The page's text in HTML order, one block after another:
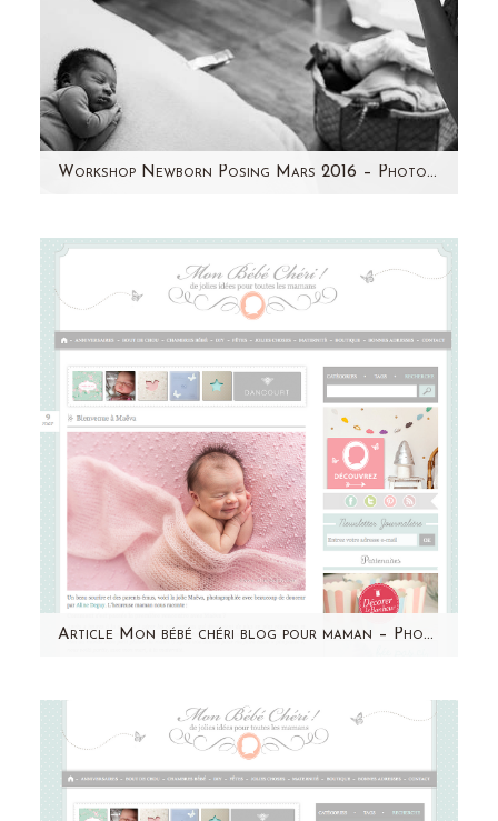
Workshop Newborn Posing Mars 2016 – Photographe Paris – Aline Deguy
vous quelques photos de ma formation à la
photographie nouveau-né en Mars…
Article Mon bébé chéri blog pour maman – Photographe bébé Paris – Aline Deguy – Maeva
jolie publication ! Retrouvez Maeva et le
témoignage de sa…